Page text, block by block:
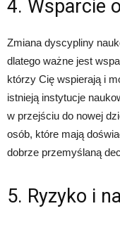
4. Wsparcie
Zmiana dyscypliny
dlatego ważne jest
którzy Cię wspierają i
istnieją instytucje
w przejściu do nowej
osób, które mają
dobrze przemyślaną
5. Ryzyko i